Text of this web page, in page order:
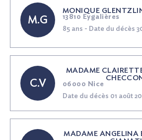
M.G
MONIQUE
13810 Eygalières
85 ans - Date du décès
C.V
MADAME
06000 Nice
Date du décès 01 août
MADAME ANGELINA